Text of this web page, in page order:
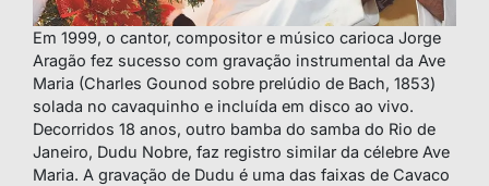
Em 1999, o cantor, compositor e músico carioca Jorge
Aragão fez sucesso com gravação instrumental da Ave
Maria (Charles Gounod sobre prelúdio de Bach, 1853)
solada no cavaquinho e incluída em disco ao vivo.
Decorridos 18 anos, outro bamba do samba do Rio de
Janeiro, Dudu Nobre, faz registro similar da célebre Ave
Maria. A gravação de Dudu é uma das faixas de Cavaco